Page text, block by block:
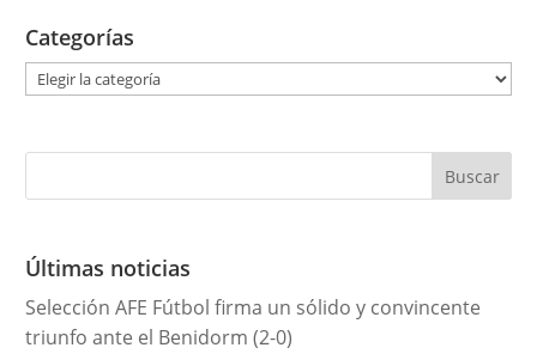
Categorías
g
r
a
s
Últimas noticias
Selección AFE Fútbol firma un sólido y convincente
triunfo ante el Benidorm (2-0)